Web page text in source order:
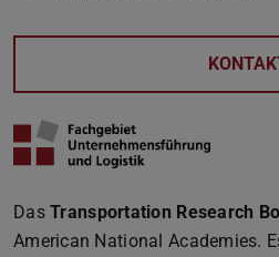
DasTransportation Research
American National Academies.